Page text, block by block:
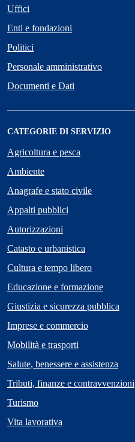
Uffici
Enti e fondazioni
Politici
Personale amministrativo
Documenti e Dati
CATEGORIE DI SERVIZIO
Agricoltura e pesca
Ambiente
Anagrafe e stato civile
Appalti pubblici
Autorizzazioni
Catasto e urbanistica
Cultura e tempo libero
Educazione e formazione
Giustizia e sicurezza pubblica
Imprese e commercio
Mobilità e trasporti
Salute, benessere e assistenza
Tributi, finanze e contravvenzioni
Turismo
Vita lavorativa